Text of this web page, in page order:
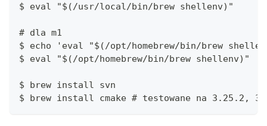
$ eval "$(/usr/local/bin/brew shellenv)"
# dla m1
$ echo 'eval "$(/opt/homebrew/bin/brew
$ eval "$(/opt/homebrew/bin/brew shellenv)"
$ brew install svn
$ brew install cmake # testowane na 3.25.2,